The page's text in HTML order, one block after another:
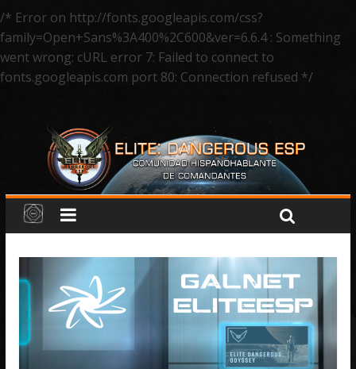
/* Error on http://fonts.googleapis.com/css?
family=Open+Sans%3A400%2C600&ver=6.6.4 : Something
went wrong: cURL error 7: Failed to connect to
fonts.googleapis.com port 80: Connection refused */